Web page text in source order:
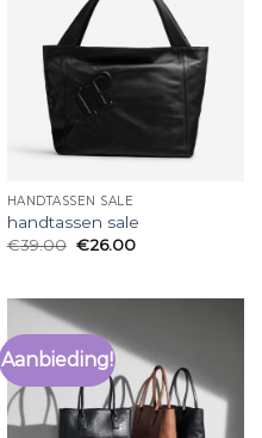
HANDTASSEN SALE
handtassen sale
€39.00 €26.00
Aanbieding!